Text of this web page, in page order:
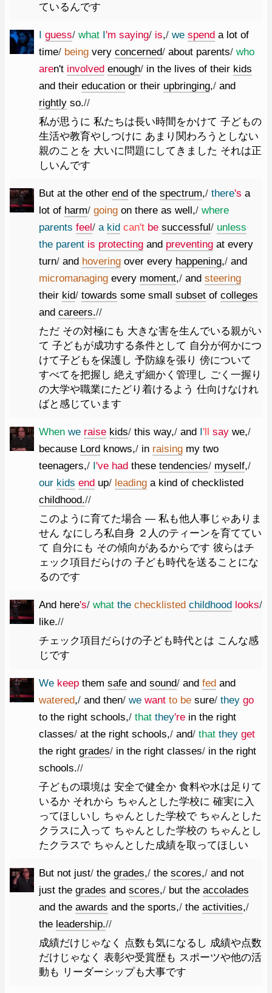
ているんです
I guess/ what I'm saying/ is,/ we spend a lot of
time/ being very concerned/ about parents/ who
aren't involved enough/ in the lives of their kids
and their education or their upbringing,/ and
rightly so.//
私が思うに 私たちは長い時間をかけて 子どもの
生活や教育やしつけに あまり関わろうとしない
親のことを 大いに問題にしてきました それは正
しいんです
But at the other end of the spectrum,/ there's a
lot of harm/ going on there as well,/ where
parents feel/ a kid can't be successful/ unless
the parent is protecting and preventing at every
turn/ and hovering over every happening,/ and
micromanaging every moment,/ and steering
their kid/ towards some small subset of colleges
and careers.//
ただ その対極にも 大きな害を生んでいる親がい
て 子どもが成功する条件として 自分が何かにつ
けて子どもを保護し 予防線を張り 傍について
すべてを把握し 絶えず細かく管理し ごく一握り
の大学や職業にたどり着けるよう 仕向けなけれ
ばと感じています
When we raise kids/ this way,/ and I'll say we,/
because Lord knows,/ in raising my two
teenagers,/ I've had these tendencies/ myself,/
our kids end up/ leading a kind of checklisted
childhood.//
このように育てた場合 ― 私も他人事じゃありま
せん なにしろ私自身 ２人のティーンを育ててい
て 自分にも その傾向があるからです 彼らはチ
ェック項目だらけの 子ども時代を送ることにな
るのです
And here's/ what the checklisted childhood looks/
like.//
チェック項目だらけの子ども時代とは こんな感
じです
We keep them safe and sound/ and fed and
watered,/ and then/ we want to be sure/ they go
to the right schools,/ that they're in the right
classes/ at the right schools,/ and/ that they get
the right grades/ in the right classes/ in the right
schools.//
子どもの環境は 安全で健全か 食料や水は足りて
いるか それから ちゃんとした学校に 確実に入
ってほしいし ちゃんとした学校で ちゃんとした
クラスに入って ちゃんとした学校の ちゃんとし
たクラスで ちゃんとした成績を取ってほしい
But not just/ the grades,/ the scores,/ and not
just the grades and scores,/ but the accolades
and the awards and the sports,/ the activities,/
the leadership.//
成績だけじゃなく 点数も気になるし 成績や点数
だけじゃなく 表彰や受賞歴も スポーツや他の活
動も リーダーシップも大事です